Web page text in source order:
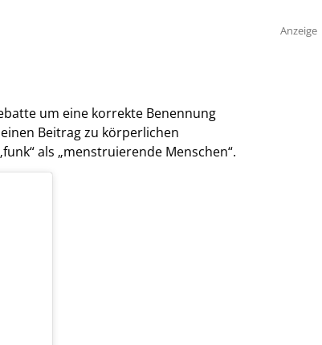
um eine korrekte Benennung
Beitrag zu körperlichen
als „menstruierende Menschen“.
Anzeige